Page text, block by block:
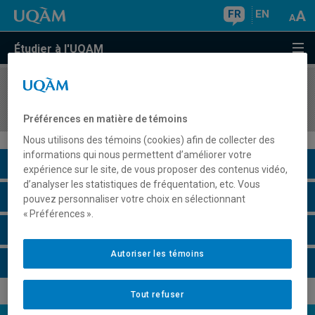
FR EN
Étudier à l'UQAM
COURS//
Description du cours
Horaire - Été 2026
Préférences en matière de témoins
Nous utilisons des témoins (cookies) afin de collecter des
informations qui nous permettent d’améliorer votre
expérience sur le site, de vous proposer des contenus vidéo,
d’analyser les statistiques de fréquentation, etc. Vous
pouvez personnaliser votre choix en sélectionnant
« Préférences ».
Tout refuser
Autoriser les témoins